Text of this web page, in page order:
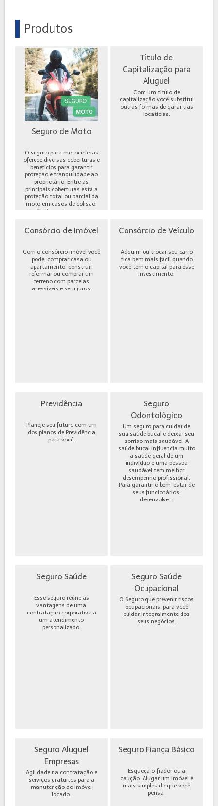
Produtos
Seguro de Moto
O seguro para motocicletas
oferece diversas coberturas e
benefícios para garantir
proteção e tranquilidade ao
proprietário. Entre as
principais coberturas está a
proteção total ou parcial da
moto em casos de colisão,
incêndio, roubo ou furto,
Título de
Capitalização para
Aluguel
Com um título de
capitalização você substitui
outras formas de garantias
locatícias.
Consórcio de Imóvel
Com o consórcio imóvel você
pode: comprar casa ou
apartamento, construir,
reformar ou comprar um
terreno com parcelas
acessíveis e sem juros.
Consórcio de Veículo
Adquirir ou trocar seu carro
fica bem mais fácil quando
você tem o capital para esse
investimento.
Previdência
Planeje seu futuro com um
dos planos de Previdência
para você.
Seguro
Odontológico
Um seguro para cuidar de
sua saúde bucal e deixar seu
sorriso mais saudável. A
saúde bucal influencia muito
a saúde geral de um
indivíduo e uma pessoa
saudável tem melhor
desempenho profissional.
Para garantir o bem-estar de
seus funcionários,
desenvolve...
Seguro Saúde
Esse seguro reúne as
vantagens de uma
contratação corporativa a
um atendimento
personalizado.
Seguro Saúde
Ocupacional
O Seguro que prevenir riscos
ocupacionais, para você
cuidar integralmente dos
seus negócios.
Seguro Aluguel
Empresas
Agilidade na contratação e
serviços gratuitos para a
manutenção do imóvel
locado.
Seguro Fiança Básico
Esqueça o fiador ou a
caução. Alugar um imóvel é
mais simples do que você
pensa.